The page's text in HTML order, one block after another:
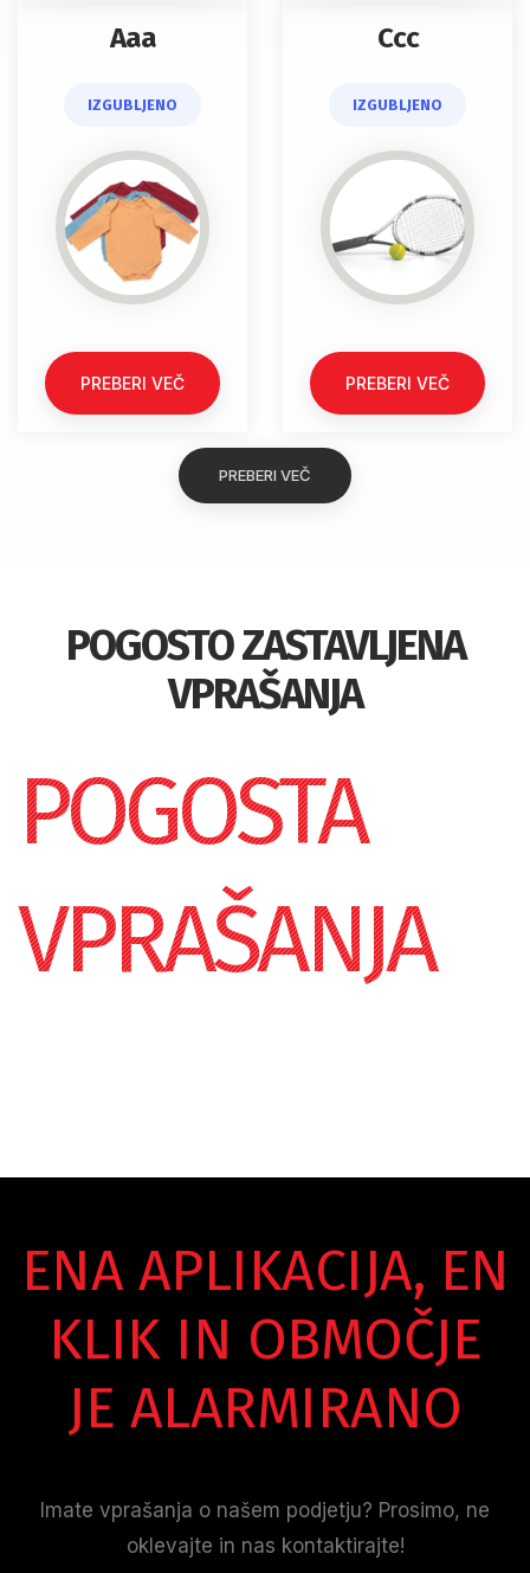
Aaa
IZGUBLJENO
PREBERI VEČ
Ccc
IZGUBLJENO
PREBERI VEČ
PREBERI VEČ
POGOSTO ZASTAVLJENA
VPRAŠANJA
POGOSTA
VPRAŠANJA
ENA APLIKACIJA, EN
KLIK IN OBMOČJE
JE ALARMIRANO
Imate vprašanja o našem podjetju? Prosimo, ne
oklevajte in nas kontaktirajte!